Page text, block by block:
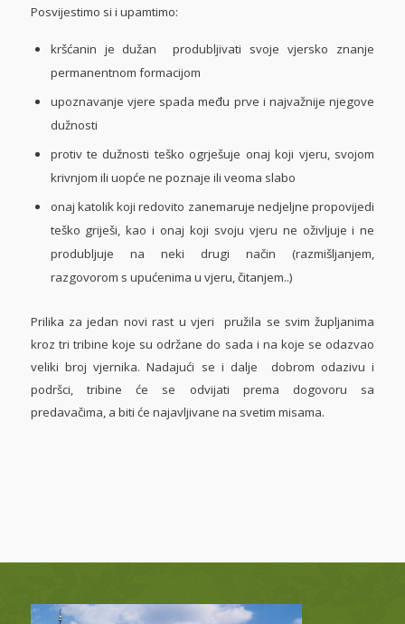
Posvijestimo si i upamtimo:
kršćanin je dužan produbljivati svoje vjersko znanje
permanentnom formacijom
upoznavanje vjere spada među prve i najvažnije njegove
dužnosti
protiv te dužnosti teško ogrješuje onaj koji vjeru, svojom
krivnjom ili uopće ne poznaje ili veoma slabo
onaj katolik koji redovito zanemaruje nedjeljne propovijedi
teško griješi, kao i onaj koji svoju vjeru ne oživljuje i ne
produbljuje na neki drugi način (razmišljanjem,
razgovorom s upućenima u vjeru, čitanjem..)
Prilika za jedan novi rast u vjeri pružila se svim župljanima
kroz tri tribine koje su održane do sada i na koje se odazvao
veliki broj vjernika. Nadajući se i dalje dobrom odazivu i
podršci, tribine će se odvijati prema dogovoru sa
predavačima, a biti će najavljivane na svetim misama.